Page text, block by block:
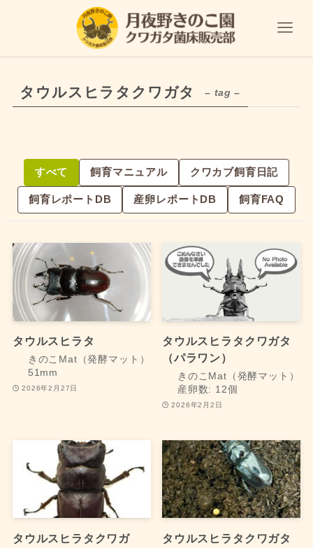
タウルスヒラタクワガタ – tag –
すべて 飼育マニュアル クワカブ飼育日記
飼育レポートDB 産卵レポートDB 飼育FAQ
タウルスヒラタ
きのこMat（発酵マット）
51mm
2026年2月27日
タウルスヒラタクワガタ
（パラワン）
きのこMat（発酵マット）
産卵数: 12個
2026年2月2日
タウルスヒラタクワガ
タウルスヒラタクワガタ